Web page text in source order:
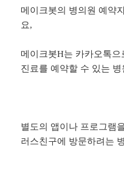
메이크봇의 병의원 예약
요,
메이크봇H는 카카오톡
진료를 예약할 수 있는
별도의 앱이나 프로그램
러스친구에 방문하려는